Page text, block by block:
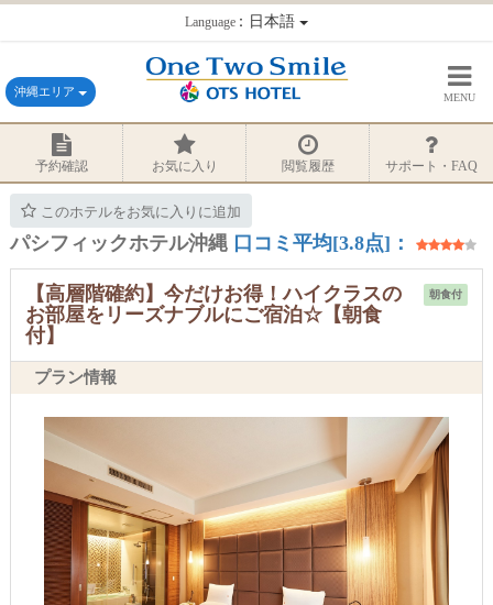
Language：日本語
沖縄エリア MENU
予約確認 お気に入り 閲覧履歴 サポート・FAQ
このホテルをお気に入りに追加
パシフィックホテル沖縄 口コミ平均[3.8点]：
朝食付
【高層階確約】今だけお得！ハイクラスの
お部屋をリーズナブルにご宿泊☆【朝食
付】
プラン情報